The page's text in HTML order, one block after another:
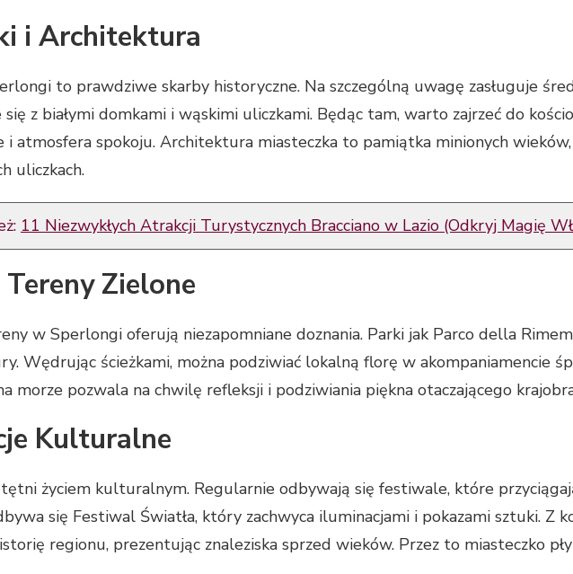
i Architektura
to prawdziwe skarby historyczne. Na szczególną uwagę zasługuje
z białymi domkami i wąskimi uliczkami. Będąc tam, warto zajrzeć do
i atmosfera spokoju. Architektura miasteczka to pamiątka minionych
uliczkach.
11 Niezwykłych Atrakcji Turystycznych Bracciano w Lazio (Odkryj Magię
Zielone
w Sperlongi oferują niezapomniane doznania. Parki jak Parco della
Wędrując ścieżkami, można podziwiać lokalną florę w akompaniamencie
morze pozwala na chwilę refleksji i podziwiania piękna otaczającego
Kulturalne
życiem kulturalnym. Regularnie odbywają się festiwale, które
się Festiwal Światła, który zachwyca iluminacjami i pokazami sztuki. Z
regionu, prezentując znaleziska sprzed wieków. Przez to miasteczko